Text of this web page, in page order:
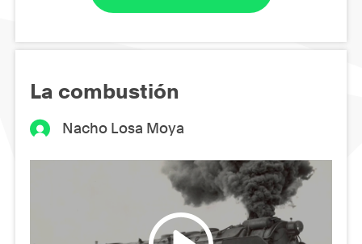
La combustión
Nacho Losa Moya